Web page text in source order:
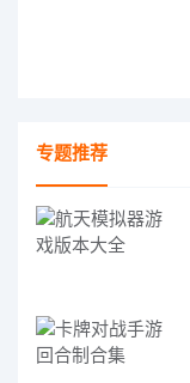
专题推荐